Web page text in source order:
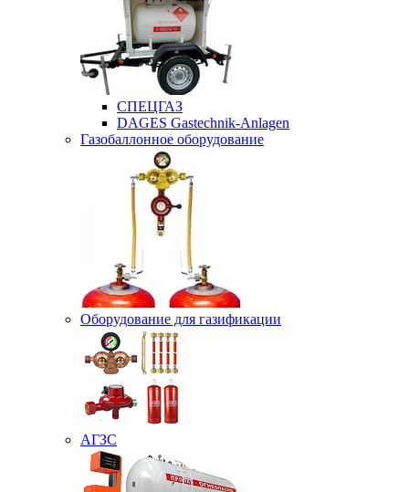
СПЕЦГАЗ
DAGES Gastechnik-Anlagen
Газобаллонное оборудование
Оборудование для газификации
АГЗС